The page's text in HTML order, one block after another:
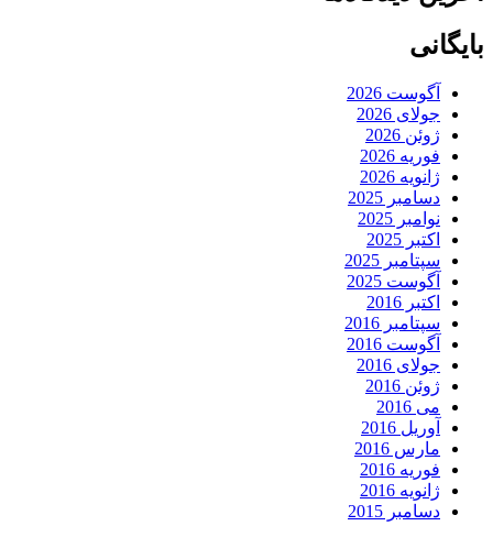
بایگانی
آگوست 2026
جولای 2026
ژوئن 2026
فوریه 2026
ژانویه 2026
دسامبر 2025
نوامبر 2025
اکتبر 2025
سپتامبر 2025
آگوست 2025
اکتبر 2016
سپتامبر 2016
آگوست 2016
جولای 2016
ژوئن 2016
می 2016
آوریل 2016
مارس 2016
فوریه 2016
ژانویه 2016
دسامبر 2015